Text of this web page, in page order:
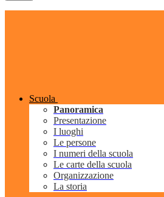
Scuola
Panoramica
Presentazione
I luoghi
Le persone
I numeri della scuola
Le carte della scuola
Organizzazione
La storia